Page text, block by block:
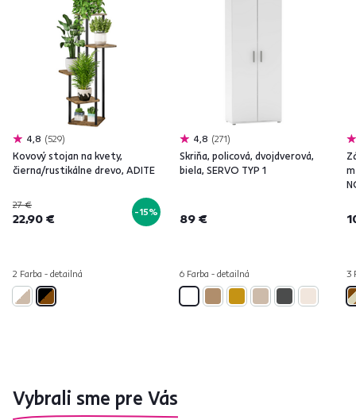
4,8 529
Kovový stojan na kvety,
čierna/rustikálne drevo, ADITE
27 €
22,90 € -15%
2 Farba - detailná
4,8 271
Skriňa, policová, dvojdverová,
biela, SERVO TYP 1
89 €
6 Farba - detailná 3
Vybrali sme pre Vás